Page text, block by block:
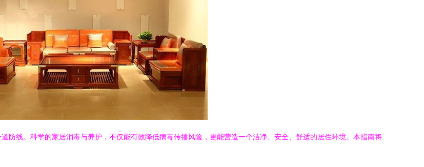
防线。科学的家居消毒与养护，不仅能有效降低病毒传播风险，更能营造一个洁净、安全、舒适的居住环境。本指南将